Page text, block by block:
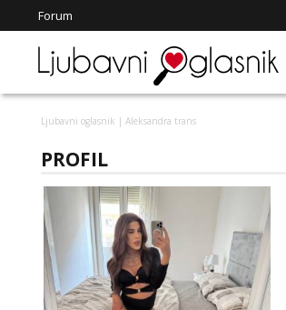
Forum
Ljubavni oglasnik | Aleksandra trans
PROFIL